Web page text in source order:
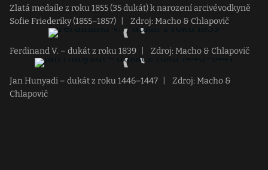
Zlatá medaile z roku 1855 (35 dukát) k narození arcivévodkyně
Sofie Friederiky (1855–1857)
Zdroj: Macho & Chlapovič
Ferdinand V. – dukát z roku 1839 Zdroj: Macho & Chlapovič
Jan Hunyadi – dukát z roku 1446–1447
Zdroj: Macho &
Chlapovič